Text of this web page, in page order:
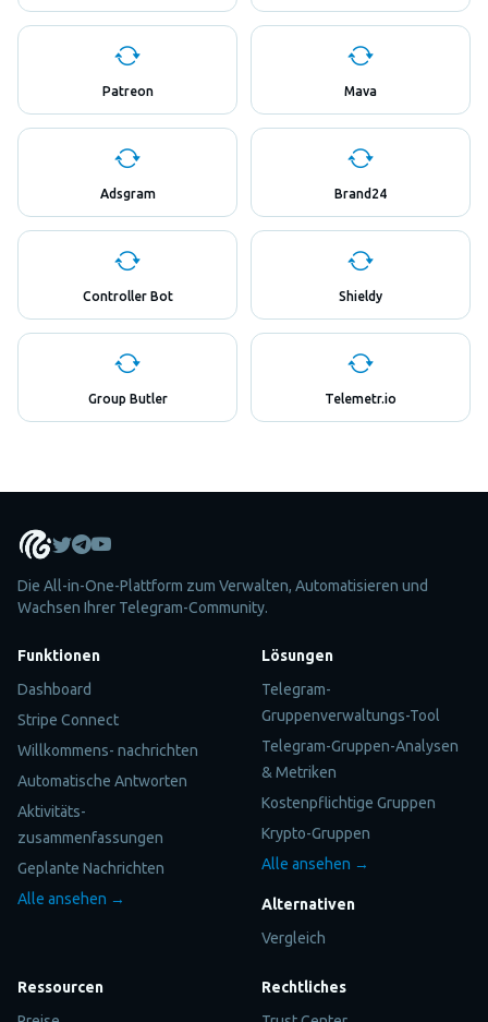
Patreon Mava
Adsgram Brand24
Controller Bot Shieldy
Group Butler Telemetr.io
Die All-in-One-Plattform zum Verwalten, Automatisieren und
Wachsen Ihrer Telegram-Community.
Funktionen
Dashboard
Stripe Connect
Willkommens- nachrichten
Automatische Antworten
Aktivitäts-
zusammenfassungen
Geplante Nachrichten
Alle ansehen →
Lösungen
Telegram-
Gruppenverwaltungs-Tool
Telegram-Gruppen-Analysen
& Metriken
Kostenpflichtige Gruppen
Krypto-Gruppen
Alle ansehen →
Alternativen
Vergleich
Ressourcen
Rechtliches